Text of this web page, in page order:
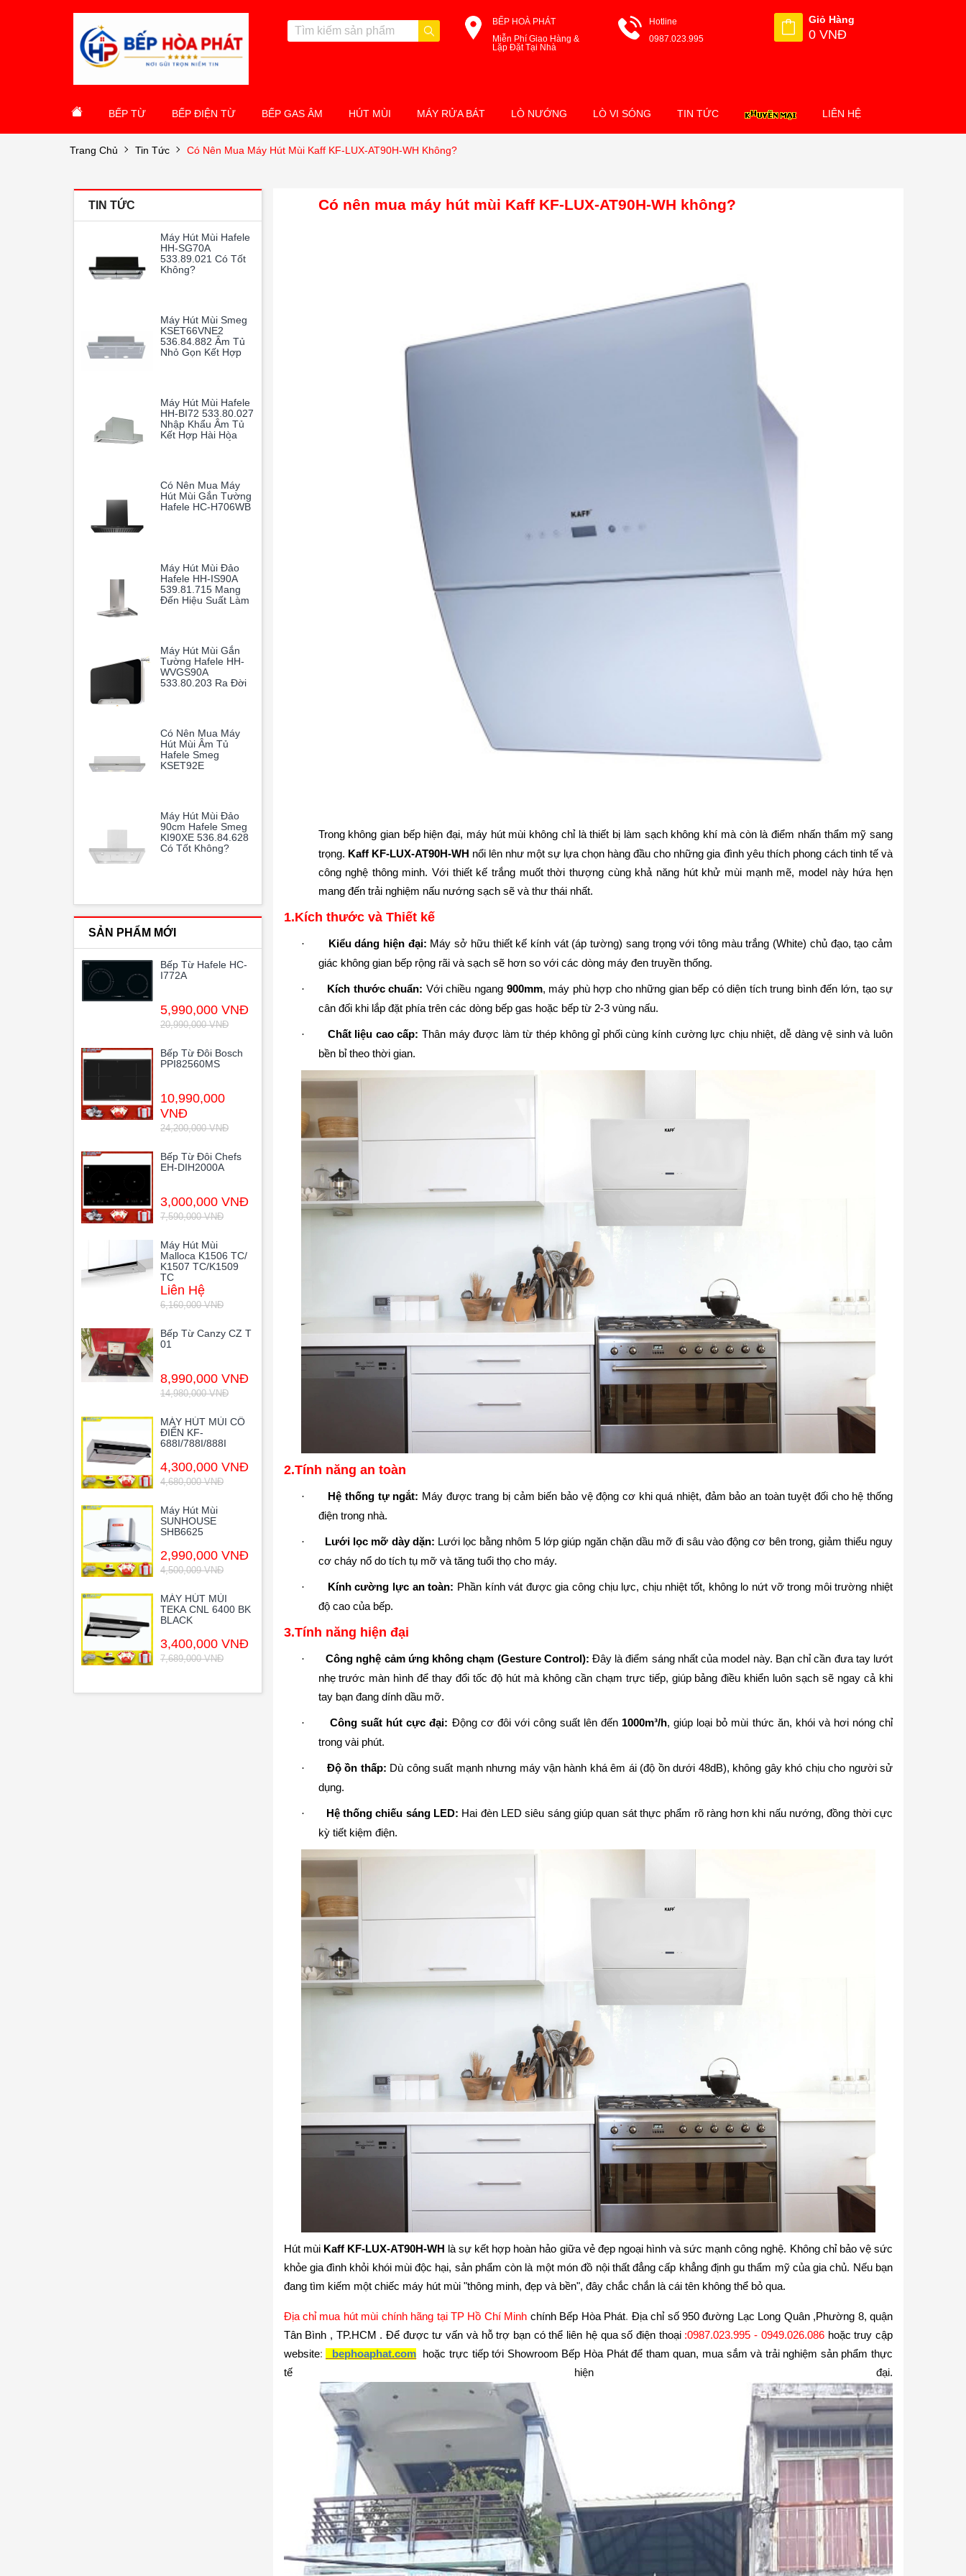
BẾP HOÀ PHÁT
Miễn Phí Giao Hàng &
Lặp Đặt Tại Nhà
Hotline
0987.023.995
Giỏ Hàng
0 VNĐ
BẾP TỪ BẾP ĐIỆN TỪ BẾP GAS ÂM HÚT MÙI MÁY RỬA BÁT LÒ NƯỚNG LÒ VI SÓNG TIN TỨC LIÊN HỆ
Trang Chủ Tin Tức Có Nên Mua Máy Hút Mùi Kaff KF-LUX-AT90H-WH Không?
TIN TỨC
Máy Hút Mùi Hafele
HH-SG70A
533.89.021 Có Tốt
Không?
Máy Hút Mùi Smeg
KSET66VNE2
536.84.882 Âm Tủ
Nhỏ Gọn Kết Hợp
Máy Hút Mùi Hafele
HH-BI72 533.80.027
Nhập Khẩu Âm Tủ
Kết Hợp Hài Hòa
Có Nên Mua Máy
Hút Mùi Gắn Tường
Hafele HC-H706WB
Máy Hút Mùi Đảo
Hafele HH-IS90A
539.81.715 Mang
Đến Hiệu Suất Làm
Luôn Thoáng Mát
Và Trong Lành
Máy Hút Mùi Gắn
Tường Hafele HH-
WVGS90A
533.80.203 Ra Đời
Có Nên Mua Máy
Hút Mùi Âm Tủ
Hafele Smeg
KSET92E
Máy Hút Mùi Đảo
90cm Hafele Smeg
KI90XE 536.84.628
Có Tốt Không?
SẢN PHẨM MỚI
Bếp Từ Hafele HC-
I772A
5,990,000 VNĐ
20,990,000 VNĐ
Bếp Từ Đôi Bosch
PPI82560MS
10,990,000
VNĐ
24,200,000 VNĐ
Bếp Từ Đôi Chefs
EH-DIH2000A
3,000,000 VNĐ
7,590,000 VNĐ
Máy Hút Mùi
Malloca K1506 TC/
K1507 TC/K1509
TC
Liên Hệ
6,160,000 VNĐ
Bếp Từ Canzy CZ T
01
8,990,000 VNĐ
14,980,000 VNĐ
MÁY HÚT MÙI CỔ
ĐIỂN KF-
688I/788I/888I
4,300,000 VNĐ
4,680,000 VNĐ
Máy Hút Mùi
SUNHOUSE
SHB6625
2,990,000 VNĐ
4,500,009 VNĐ
MÁY HÚT MÙI
TEKA CNL 6400 BK
BLACK
3,400,000 VNĐ
7,689,000 VNĐ
Có nên mua máy hút mùi Kaff KF-LUX-AT90H-WH không?
Trong không gian bếp hiện đại, máy hút mùi không chỉ là thiết bị làm sạch không khí mà còn là điểm nhấn thẩm mỹ sang
trọng. Kaff KF-LUX-AT90H-WH nổi lên như một sự lựa chọn hàng đầu cho những gia đình yêu thích phong cách tinh tế và
công nghệ thông minh. Với thiết kế trắng muốt thời thượng cùng khả năng hút khử mùi mạnh mẽ, model này hứa hẹn
mang đến trải nghiệm nấu nướng sạch sẽ và thư thái nhất.
1.Kích thước và Thiết kế
· Kiểu dáng hiện đại: Máy sở hữu thiết kế kính vát (áp tường) sang trọng với tông màu trắng (White) chủ đạo, tạo cảm
giác không gian bếp rộng rãi và sạch sẽ hơn so với các dòng máy đen truyền thống.
· Kích thước chuẩn: Với chiều ngang 900mm, máy phù hợp cho những gian bếp có diện tích trung bình đến lớn, tạo sự
cân đối khi lắp đặt phía trên các dòng bếp gas hoặc bếp từ 2-3 vùng nấu.
· Chất liệu cao cấp: Thân máy được làm từ thép không gỉ phối cùng kính cường lực chịu nhiệt, dễ dàng vệ sinh và luôn
bền bỉ theo thời gian.
2.Tính năng an toàn
· Hệ thống tự ngắt: Máy được trang bị cảm biến bảo vệ động cơ khi quá nhiệt, đảm bảo an toàn tuyệt đối cho hệ thống
điện trong nhà.
· Lưới lọc mỡ dày dặn: Lưới lọc bằng nhôm 5 lớp giúp ngăn chặn dầu mỡ đi sâu vào động cơ bên trong, giảm thiểu nguy
cơ cháy nổ do tích tụ mỡ và tăng tuổi thọ cho máy.
· Kính cường lực an toàn: Phần kính vát được gia công chịu lực, chịu nhiệt tốt, không lo nứt vỡ trong môi trường nhiệt
độ cao của bếp.
3.Tính năng hiện đại
· Công nghệ cảm ứng không chạm (Gesture Control): Đây là điểm sáng nhất của model này. Bạn chỉ cần đưa tay lướt
nhẹ trước màn hình để thay đổi tốc độ hút mà không cần chạm trực tiếp, giúp bảng điều khiển luôn sạch sẽ ngay cả khi
tay bạn đang dính dầu mỡ.
· Công suất hút cực đại: Động cơ đôi với công suất lên đến 1000m³/h, giúp loại bỏ mùi thức ăn, khói và hơi nóng chỉ
trong vài phút.
· Độ ồn thấp: Dù công suất mạnh nhưng máy vận hành khá êm ái (độ ồn dưới 48dB), không gây khó chịu cho người sử
dụng.
· Hệ thống chiếu sáng LED: Hai đèn LED siêu sáng giúp quan sát thực phẩm rõ ràng hơn khi nấu nướng, đồng thời cực
kỳ tiết kiệm điện.
Hút mùi Kaff KF-LUX-AT90H-WH là sự kết hợp hoàn hảo giữa vẻ đẹp ngoại hình và sức mạnh công nghệ. Không chỉ bảo vệ sức
khỏe gia đình khỏi khói mùi độc hại, sản phẩm còn là một món đồ nội thất đẳng cấp khẳng định gu thẩm mỹ của gia chủ. Nếu bạn
đang tìm kiếm một chiếc máy hút mùi "thông minh, đẹp và bền", đây chắc chắn là cái tên không thể bỏ qua.
Địa chỉ mua hút mùi chính hãng tại TP Hồ Chí Minh chính Bếp Hòa Phát. Địa chỉ số 950 đường Lạc Long Quân ,Phường 8, quận
Tân Bình , TP.HCM . Để được tư vấn và hỗ trợ bạn có thể liên hệ qua số điện thoại :0987.023.995 - 0949.026.086 hoặc truy cập
website: bephoaphat.com hoặc trực tiếp tới Showroom Bếp Hòa Phát để tham quan, mua sắm và trải nghiệm sản phẩm thực
tếhiện đại.